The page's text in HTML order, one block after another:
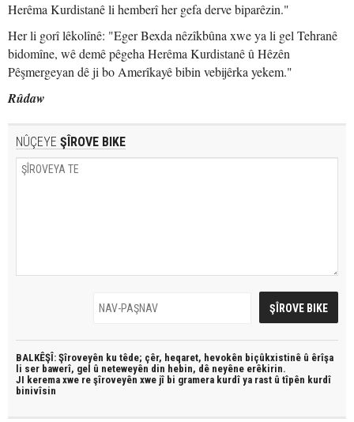
Herêma Kurdistanê li hemberî her gefa derve biparêzin."
Her li gorî lêkolînê: "Eger Bexda nêzîkbûna xwe ya li gel Tehranê
bidomîne, wê demê pêgeha Herêma Kurdistanê û Hêzên
Pêşmergeyan dê ji bo Amerîkayê bibin vebijêrka yekem."
Rûdaw
NÛÇEYE ŞÎROVE BIKE
BALKÊŞÎ: Şîroveyên ku têde; çêr, heqaret, hevokên biçûkxistinê û êrîşa
li ser bawerî, gel û neteweyên din hebin, dê neyêne erêkirin.
JI kerema xwe re şîroveyên xwe jî bi gramera kurdî ya rast û tîpên kurdî
binivîsin